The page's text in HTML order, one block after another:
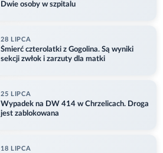
Dwie osoby w szpitalu
28 LIPCA
Śmierć czterolatki z Gogolina. Są wyniki
sekcji zwłok i zarzuty dla matki
25 LIPCA
Wypadek na DW 414 w Chrzelicach. Droga
jest zablokowana
18 LIPCA